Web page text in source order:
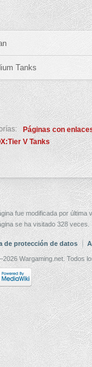
Tanks
Páginas con
V Tanks
fue modificada por última
se ha visitado 328 veces.
de protección de datos
Wargaming.net. Todos